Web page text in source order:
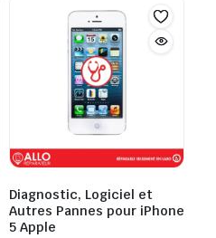
Diagnostic, Logiciel et
Autres Pannes pour iPhone
5 Apple